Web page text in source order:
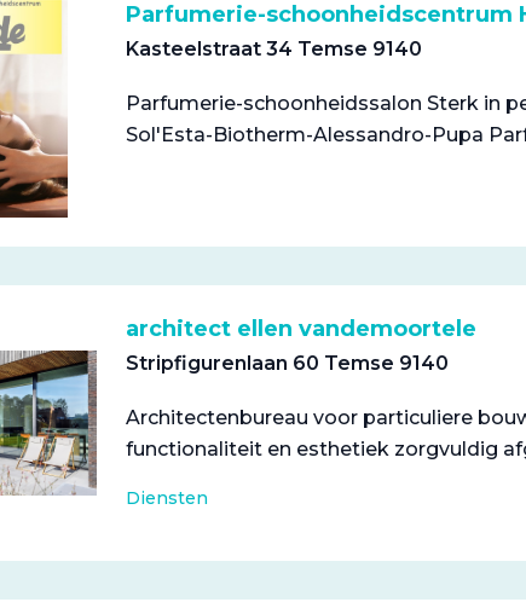
Parfumerie-schoonheidscentrum
Kasteelstraat 34 Temse 9140
Parfumerie-schoonheidssalon Sterk in
Sol'Esta-Biotherm-Alessandro-Pupa
architect ellen vandemoortele
Stripfigurenlaan 60 Temse 9140
Architectenbureau voor particuliere
functionaliteit en esthetiek zorgvuldig
Diensten